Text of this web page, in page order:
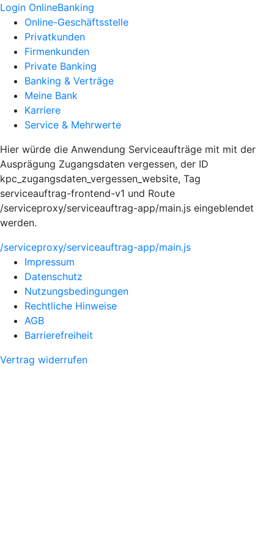
Login OnlineBanking
Online-Geschäftsstelle
Privatkunden
Firmenkunden
Private Banking
Banking & Verträge
Meine Bank
Karriere
Service & Mehrwerte
Hier würde die Anwendung Serviceaufträge mit mit der
Ausprägung Zugangsdaten vergessen, der ID
kpc_zugangsdaten_vergessen_website, Tag
serviceauftrag-frontend-v1 und Route
/serviceproxy/serviceauftrag-app/main.js eingeblendet
werden.
/serviceproxy/serviceauftrag-app/main.js
Impressum
Datenschutz
Nutzungsbedingungen
Rechtliche Hinweise
AGB
Barrierefreiheit
Vertrag widerrufen